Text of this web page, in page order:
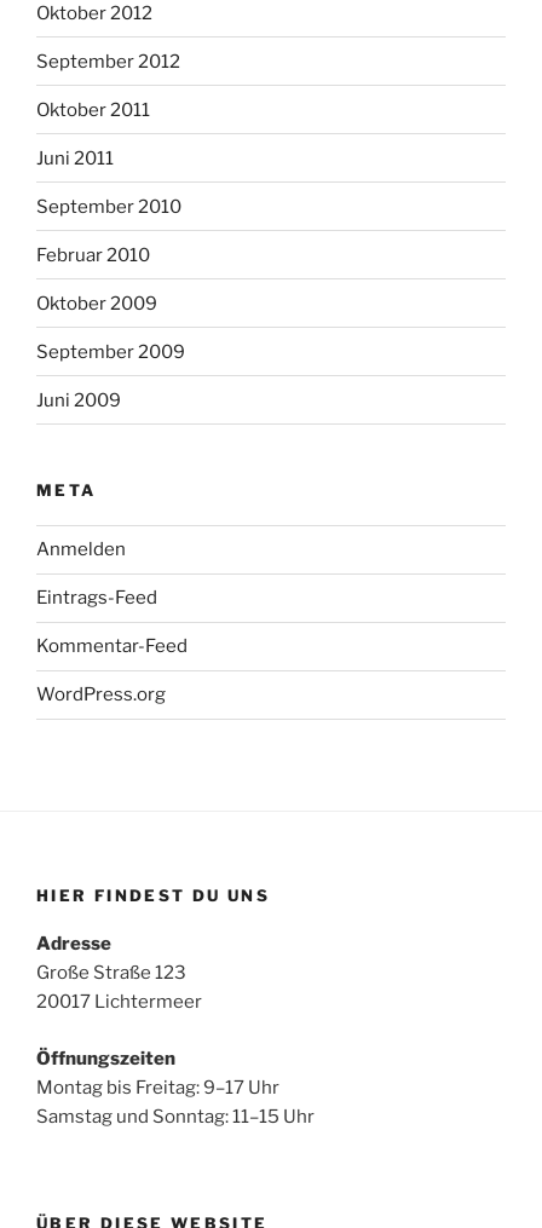
Oktober 2012
September 2012
Oktober 2011
Juni 2011
September 2010
Februar 2010
Oktober 2009
September 2009
Juni 2009
META
Anmelden
Eintrags-Feed
Kommentar-Feed
WordPress.org
HIER FINDEST DU UNS
Adresse
Große Straße 123
20017 Lichtermeer
Öffnungszeiten
Montag bis Freitag: 9–17 Uhr
Samstag und Sonntag: 11–15 Uhr
ÜBER DIESE WEBSITE